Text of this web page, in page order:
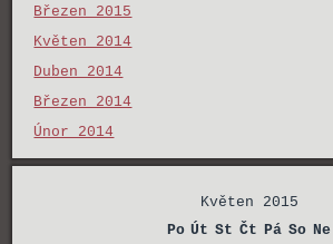
Březen 2015
Květen 2014
Duben 2014
Březen 2014
Únor 2014
Květen 2015
Po Út St Čt Pá So Ne